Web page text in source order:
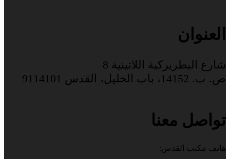
العنوان
شارع البطريركية اللاتينية 8
ص. ب. 14152، باب الخليل، القدس 9114101
تواصل معنا
هاتف مكتب القدس: